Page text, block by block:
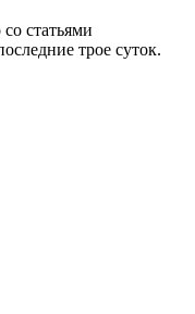
статьями
трое суток.